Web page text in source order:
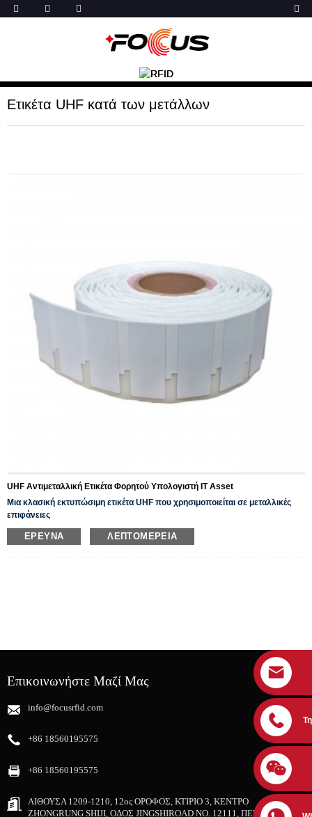
Ετικέτα UHF κατά των μετάλλων
UHF Αντιμεταλλική Ετικέτα Φορητού Υπολογιστή IT Asset
Μια κλασική εκτυπώσιμη ετικέτα UHF που χρησιμοποιείται σε μεταλλικές
επιφάνειες
Αυτό το προϊόν χρησιμοποιείται ευρέως στη διαχείριση αποθηκών εσωτερικών
περιουσιακών στοιχείων, μπορεί να εκτυπωθεί, έχει σταθερή και αξιόπιστη
ΈΡΕΥΝΑ ΛΕΠΤΟΜΈΡΕΙΑ
Επικοινωνήστε Μαζί Μας
info@focusrfid.com
+86 18560195575
+86 18560195575
ΑΙΘΟΥΣΑ 1209-1210, 12ος ΟΡΟΦΟΣ, ΚΤΙΡΙΟ 3, ΚΕΝΤΡΟ
ZHONGRUNG SHIJI, ΟΔΟΣ JINGSHIROAD NO. 12111, ΠΕΡΙΟΧΗ